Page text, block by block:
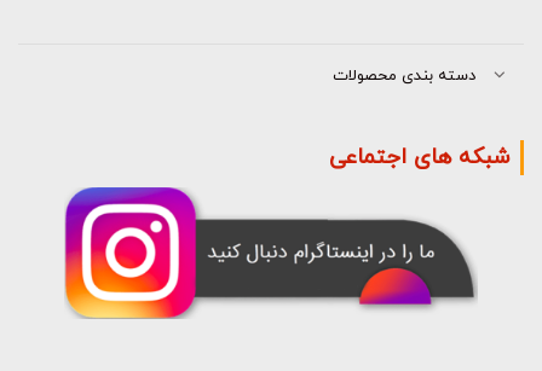
دسته بندی محصولات
شبکه های اجتماعی